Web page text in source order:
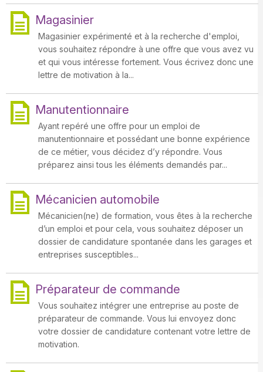
Magasinier
Magasinier expérimenté et à la recherche d'emploi,
vous souhaitez répondre à une offre que vous avez vu
et qui vous intéresse fortement. Vous écrivez donc une
lettre de motivation à la...
Manutentionnaire
Ayant repéré une offre pour un emploi de
manutentionnaire et possédant une bonne expérience
de ce métier, vous décidez d’y répondre. Vous
préparez ainsi tous les éléments demandés par...
Mécanicien automobile
Mécanicien(ne) de formation, vous êtes à la recherche
d’un emploi et pour cela, vous souhaitez déposer un
dossier de candidature spontanée dans les garages et
entreprises susceptibles...
Préparateur de commande
Vous souhaitez intégrer une entreprise au poste de
préparateur de commande. Vous lui envoyez donc
votre dossier de candidature contenant votre lettre de
motivation.